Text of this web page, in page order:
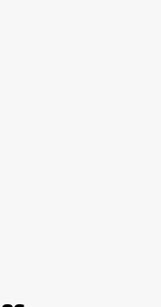
en
hasta Axion
de Bahía
vendrá
en gran parte